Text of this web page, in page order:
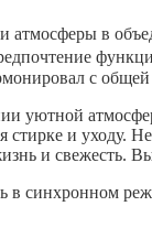
атмосферы в
с
уютной
и уходу.
и свежесть.
синхронном